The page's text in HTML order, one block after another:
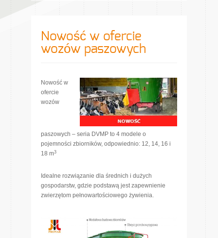
Nowość w ofercie
wozów paszowych
Nowość w
ofercie
wozów
paszowych – seria DVMP to 4 modele o
pojemności zbiorników, odpowiednio: 12, 14, 16 i
18 m3
Idealne rozwiązanie dla średnich i dużych
gospodarstw, gdzie podstawą jest zapewnienie
zwierzętom pełnowartościowego żywienia.